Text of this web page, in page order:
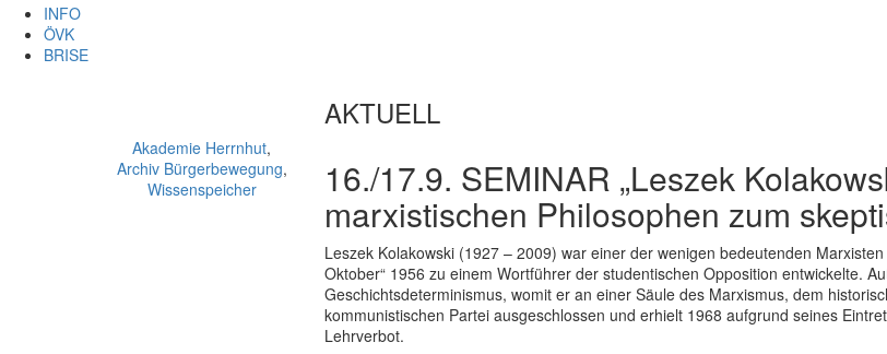
INFO
ÖVK
BRISE
AKTUELL
Akademie Herrnhut,
Archiv Bürgerbewegung,
Wissenspeicher
16./17.9. SEMINAR „Leszek
marxistischen Philosophen zum
Leszek Kolakowski (1927 – 2009) war einer der wenigen bedeutenden
Oktober“ 1956 zu einem Wortführer der studentischen Opposition entwickelte.
Geschichtsdeterminismus, womit er an einer Säule des Marxismus, dem
kommunistischen Partei ausgeschlossen und erhielt 1968 aufgrund seines
Lehrverbot.